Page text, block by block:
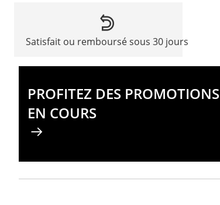
Satisfait ou remboursé sous 30 jours
PROFITEZ DES PROMOTIONS
EN COURS